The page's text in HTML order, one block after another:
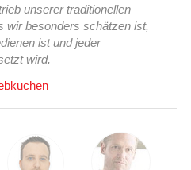
unserer traditionellen
wir besonders schätzen ist,
ist und jeder
wird.